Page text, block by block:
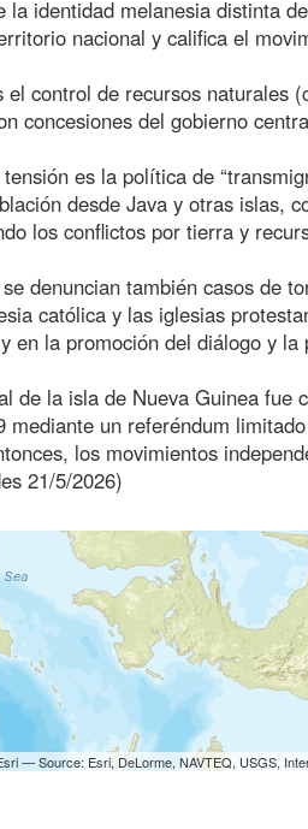
la identidad melanesia distinta
nacional y califica el
el control de recursos naturales
concesiones del gobierno
es la política de
desde Java y otras islas,
los conflictos por tierra y
denuncian también casos de
católica y las iglesias
en la promoción del diálogo y la
de la isla de Nueva Guinea
mediante un referéndum
los movimientos
21/5/2026)
— Source: Esri, DeLorme, NAVTEQ, USGS,